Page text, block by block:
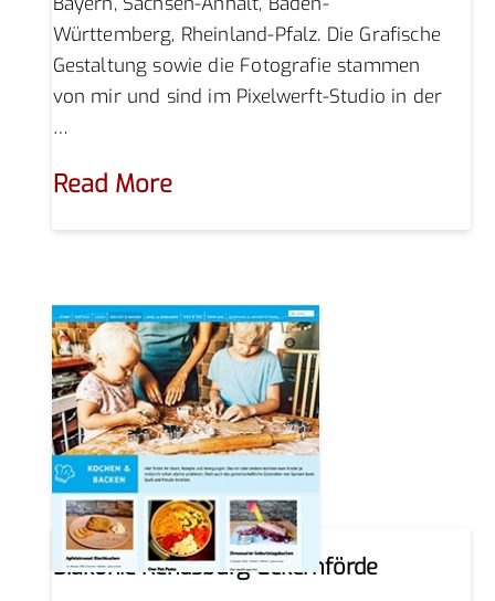
Württemberg, Rheinland-Pfalz. Die Grafische
Gestaltung sowie die Fotografie stammen
von mir und sind im Pixelwerft-Studio in der
…
Read More
Diakonie Rendsburg-Eckernförde